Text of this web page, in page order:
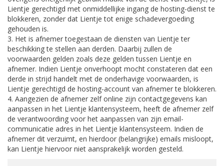
Lientje gerechtigd met onmiddellijke ingang de hosting-dienst te
blokkeren, zonder dat Lientje tot enige schadevergoeding
gehouden is.
3. Het is afnemer toegestaan de diensten van Lientje ter
beschikking te stellen aan derden. Daarbij zullen de
voorwaarden gelden zoals deze gelden tussen Lientje en
afnemer. Indien Lientje onverhoopt mocht constateren dat een
derde in strijd handelt met de onderhavige voorwaarden, is
Lientje gerechtigd de hosting-account van afnemer te blokkeren.
4. Aangezien de afnemer zelf online zijn contactgegevens kan
aanpassen in het Lientje klantensysteem, heeft de afnemer zelf
de verantwoording voor het aanpassen van zijn email-
communicatie adres in het Lientje klantensysteem. Indien de
afnemer dit verzuimt, en hierdoor (belangrijke) emails misloopt,
kan Lientje hiervoor niet aansprakelijk worden gesteld.